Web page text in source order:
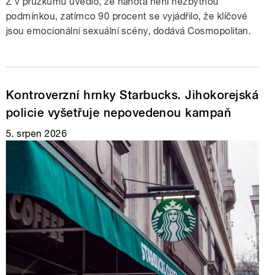
podmínkou, zatímco 90 procent se vyjádřilo, že klíčové
jsou emocionální sexuální scény, dodává Cosmopolitan.
Kontroverzní hrnky Starbucks. Jihokorejská
policie vyšetřuje nepovedenou kampaň
5. srpen 2026